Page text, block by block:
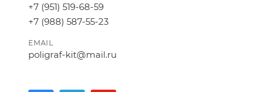
+7 (951) 519-68-59
+7 (988) 587-55-23
EMAIL
poligraf-kit@mail.ru